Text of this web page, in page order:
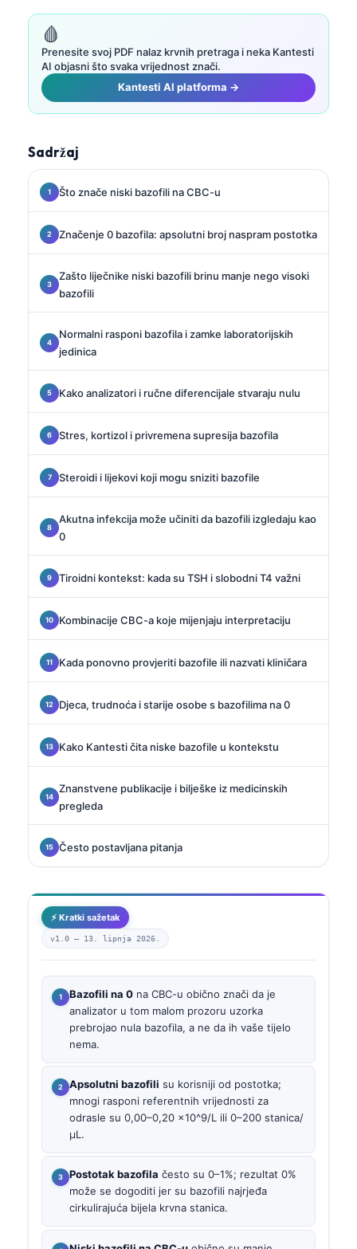
🩸
Prenesite svoj PDF nalaz krvnih pretraga i neka Kantesti
AI objasni što svaka vrijednost znači.
Kantesti AI platforma →
Sadržaj
Što znače niski bazofili na CBC-u
Značenje 0 bazofila: apsolutni broj naspram postotka
Zašto liječnike niski bazofili brinu manje nego visoki
bazofili
Normalni rasponi bazofila i zamke laboratorijskih
jedinica
Kako analizatori i ručne diferencijale stvaraju nulu
Stres, kortizol i privremena supresija bazofila
Steroidi i lijekovi koji mogu sniziti bazofile
Akutna infekcija može učiniti da bazofili izgledaju kao
0
Tiroidni kontekst: kada su TSH i slobodni T4 važni
Kombinacije CBC-a koje mijenjaju interpretaciju
Kada ponovno provjeriti bazofile ili nazvati kliničara
Djeca, trudnoća i starije osobe s bazofilima na 0
Kako Kantesti čita niske bazofile u kontekstu
Znanstvene publikacije i bilješke iz medicinskih
pregleda
Često postavljana pitanja
⚡ Kratki sažetak
v1.0 — 13. lipnja 2026.
Bazofili na 0 na CBC-u obično znači da je
analizator u tom malom prozoru uzorka
prebrojao nula bazofila, a ne da ih vaše tijelo
nema.
Apsolutni bazofili su korisniji od postotka;
mnogi rasponi referentnih vrijednosti za
odrasle su 0,00–0,20 x10^9/L ili 0–200 stanica/
µL.
Postotak bazofila često su 0–1%; rezultat 0%
može se dogoditi jer su bazofili najrjeđa
cirkulirajuća bijela krvna stanica.